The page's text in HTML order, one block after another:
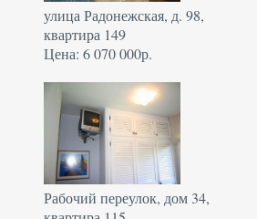
улица Радонежская, д. 98,
квартира 149
Цена: 6 070 000р.
Рабочий переулок, дом 34,